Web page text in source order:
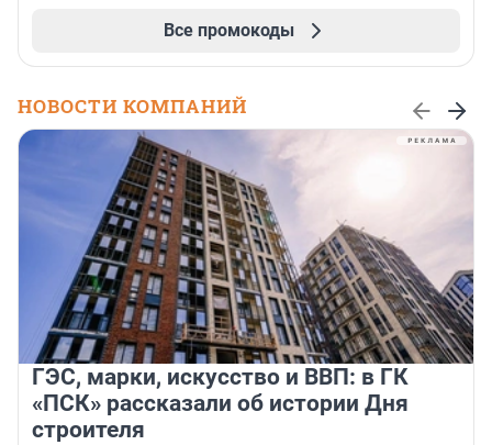
Все промокоды
НОВОСТИ КОМПАНИЙ
ГЭС, марки, искусство и ВВП: в ГК
«ПСК» рассказали об истории Дня
строителя